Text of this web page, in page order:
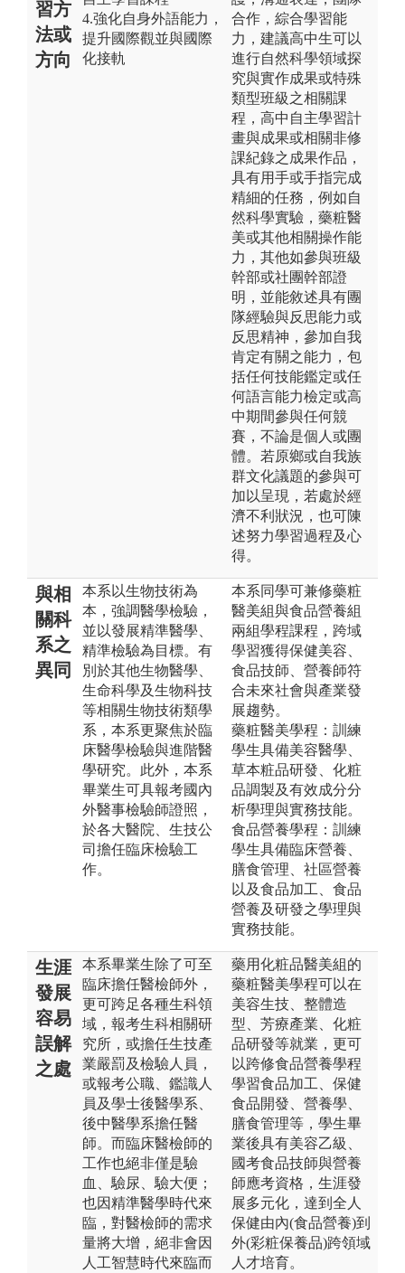
習方
法或
方向
4.強化自身外語能力，
提升國際觀並與國際
化接軌
合作，綜合學習能
力，建議高中生可以
進行自然科學領域探
究與實作成果或特殊
類型班級之相關課
程，高中自主學習計
畫與成果或相關非修
課紀錄之成果作品，
具有用手或手指完成
精細的任務，例如自
然科學實驗，藥粧醫
美或其他相關操作能
力，其他如參與班級
幹部或社團幹部證
明，並能敘述具有團
隊經驗與反思能力或
反思精神，參加自我
肯定有關之能力，包
括任何技能鑑定或任
何語言能力檢定或高
中期間參與任何競
賽，不論是個人或團
體。若原鄉或自我族
群文化議題的參與可
加以呈現，若處於經
濟不利狀況，也可陳
述努力學習過程及心
得。
與相
關科
系之
異同
本系以生物技術為
本，強調醫學檢驗，
並以發展精準醫學、
精準檢驗為目標。有
別於其他生物醫學、
生命科學及生物科技
等相關生物技術類學
系，本系更聚焦於臨
床醫學檢驗與進階醫
學研究。此外，本系
畢業生可具報考國內
外醫事檢驗師證照，
於各大醫院、生技公
司擔任臨床檢驗工
作。
本系同學可兼修藥粧
醫美組與食品營養組
兩組學程課程，跨域
學習獲得保健美容、
食品技師、營養師符
合未來社會與產業發
展趨勢。
藥粧醫美學程：訓練
學生具備美容醫學、
草本粧品研發、化粧
品調製及有效成分分
析學理與實務技能。
食品營養學程：訓練
學生具備臨床營養、
膳食管理、社區營養
以及食品加工、食品
營養及研發之學理與
實務技能。
生涯
發展
容易
誤解
之處
本系畢業生除了可至
臨床擔任醫檢師外，
更可跨足各種生科領
域，報考生科相關研
究所，或擔任生技產
業嚴罰及檢驗人員，
或報考公職、鑑識人
員及學士後醫學系、
後中醫學系擔任醫
師。而臨床醫檢師的
工作也絕非僅是驗
血、驗尿、驗大便；
也因精準醫學時代來
臨，對醫檢師的需求
量將大增，絕非會因
人工智慧時代來臨而
藥用化粧品醫美組的
藥粧醫美學程可以在
美容生技、整體造
型、芳療產業、化粧
品研發等就業，更可
以跨修食品營養學程
學習食品加工、保健
食品開發、營養學、
膳食管理等，學生畢
業後具有美容乙級、
國考食品技師與營養
師應考資格，生涯發
展多元化，達到全人
保健由內(食品營養)到
外(彩粧保養品)跨領域
人才培育。